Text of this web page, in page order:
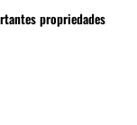
propriedades